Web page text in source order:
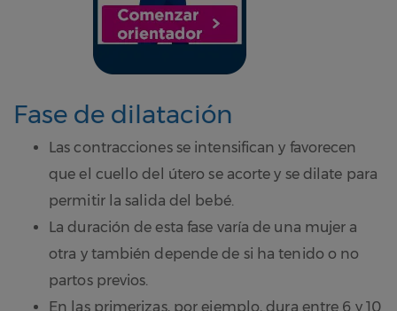
Fase de dilatación
Las contracciones se intensifican y favorecen
que el cuello del útero se acorte y se dilate para
permitir la salida del bebé.
La duración de esta fase varía de una mujer a
otra y también depende de si ha tenido o no
partos previos.
En las primerizas, por ejemplo, dura entre 6 y 10